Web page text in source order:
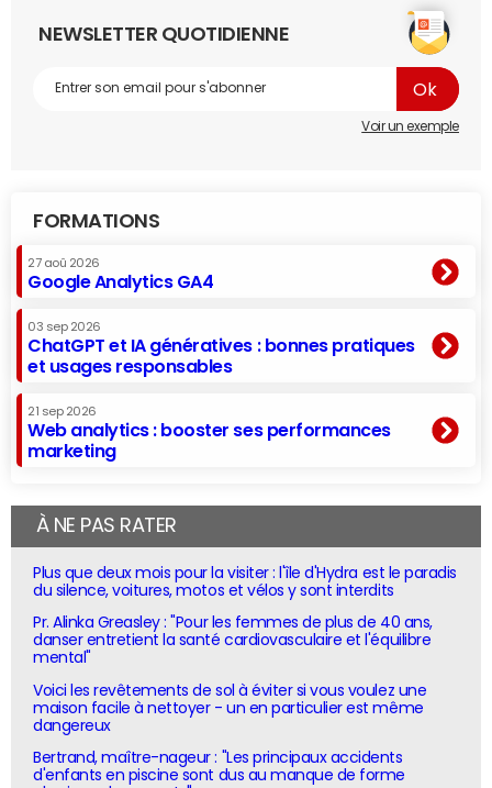
NEWSLETTER QUOTIDIENNE
Voir un exemple
FORMATIONS
27 aoû 2026
Google Analytics GA4
03 sep 2026
ChatGPT et IA génératives : bonnes pratiques
et usages responsables
21 sep 2026
Web analytics : booster ses performances
marketing
À NE PAS RATER
Plus que deux mois pour la visiter : l'île d'Hydra est le paradis
du silence, voitures, motos et vélos y sont interdits
Pr. Alinka Greasley : "Pour les femmes de plus de 40 ans,
danser entretient la santé cardiovasculaire et l'équilibre
mental"
Voici les revêtements de sol à éviter si vous voulez une
maison facile à nettoyer - un en particulier est même
dangereux
Bertrand, maître-nageur : "Les principaux accidents
d'enfants en piscine sont dus au manque de forme